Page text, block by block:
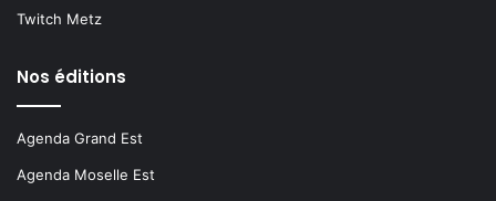
Twitch Metz
Nos éditions
Agenda Grand Est
Agenda Moselle Est